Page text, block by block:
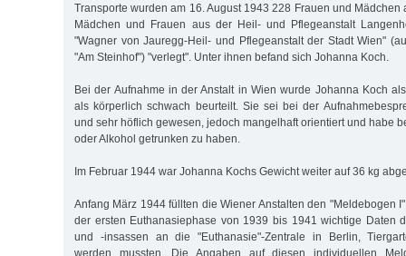
Transporte wurden am 16. August 1943 228 Frauen und Mädchen
Mädchen und Frauen aus der Heil- und Pflegeanstalt
"Wagner von Jauregg-Heil- und Pflegeanstalt der Stadt Wien"
"Am Steinhof") "verlegt". Unter ihnen befand sich Johanna Koch.
Bei der Aufnahme in der Anstalt in Wien wurde Johanna Koch
als körperlich schwach beurteilt. Sie sei bei der
und sehr höflich gewesen, jedoch mangelhaft orientiert und habe
oder Alkohol getrunken zu haben.
Im Februar 1944 war Johanna Kochs Gewicht weiter auf 36 kg
Anfang März 1944 füllten die Wiener Anstalten den "Meldebogen
der ersten Euthanasiephase von 1939 bis 1941 wichtige Daten
und -insassen an die "Euthanasie"-Zentrale in Berlin,